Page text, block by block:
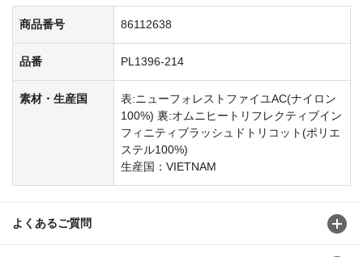
商品番号 86112638
品番 PL1396-214
素材・生産国
表:ニューフォレストファイユAC(ナイロン
100%) 裏:オムニヒートリフレクティブイン
フィニティブラッシュドトリコット(ポリエ
ステル100%)
生産国：VIETNAM
よくあるご質問